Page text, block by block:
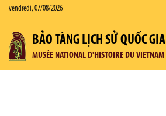
vendredi, 07/08/2026
BẢO TÀNG LỊCH SỬ QUỐC GIA
MUSÉE NATIONAL D'HISTOIRE DU VIETNAM